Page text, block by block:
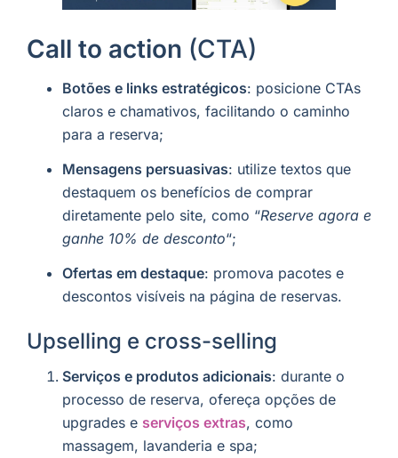
Call to action (CTA)
Botões e links estratégicos: posicione CTAs
claros e chamativos, facilitando o caminho
para a reserva;
Mensagens persuasivas: utilize textos que
destaquem os benefícios de comprar
diretamente pelo site, como “Reserve agora e
ganhe 10% de desconto“;
Ofertas em destaque: promova pacotes e
descontos visíveis na página de reservas.
Upselling e cross-selling
Serviços e produtos adicionais: durante o
processo de reserva, ofereça opções de
upgrades e serviços extras, como
massagem, lavanderia e spa;